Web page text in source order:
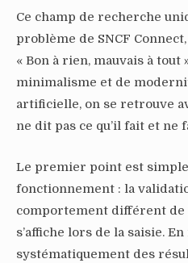
Ce champ de recherche
problème de SNCF
« Bon à rien, mauvais à tout
minimalisme et de
artificielle, on se retrouve
ne dit pas ce qu’il fait et ne
Le premier point est
fonctionnement : la
comportement différent de
s’affiche lors de la saisie.
systématiquement des